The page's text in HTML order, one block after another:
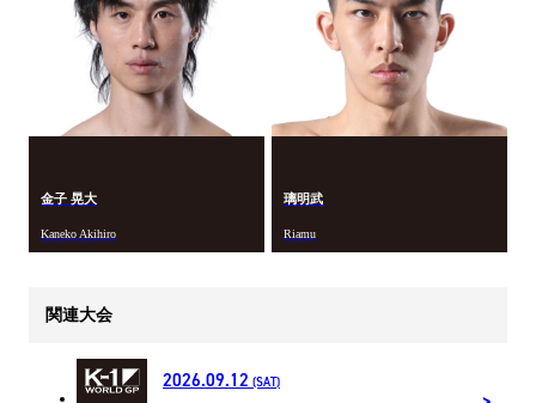
金子 晃大
Kaneko Akihiro
璃明武
Riamu
関連大会
2026.09.12 (SAT)